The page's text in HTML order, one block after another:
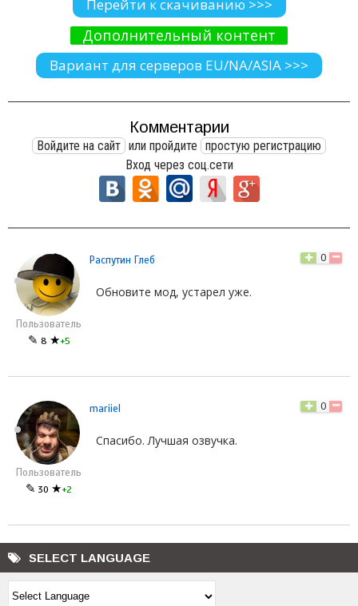
Перейти к скачиванию >>>
Дополнительный контент
Вариант для серверов EU/NA/ASIA >>>
Комментарии
Войдите на сайт или пройдите простую регистрацию
Вход через соц.сети
Пользователь
✎ 8 ★+5
Распутин Глеб 0
Обновите мод, устарел уже.
Пользователь
✎ 30 ★+2
mariiel 0
Спасибо. Лучшая озвучка.
SELECT LANGUAGE